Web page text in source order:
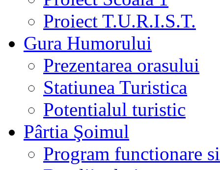
Proiect T.U.R.I.S.T.
Gura Humorului
Prezentarea orasului
Statiunea Turistica
Potentialul turistic
Pârtia Şoimul
Program functionare